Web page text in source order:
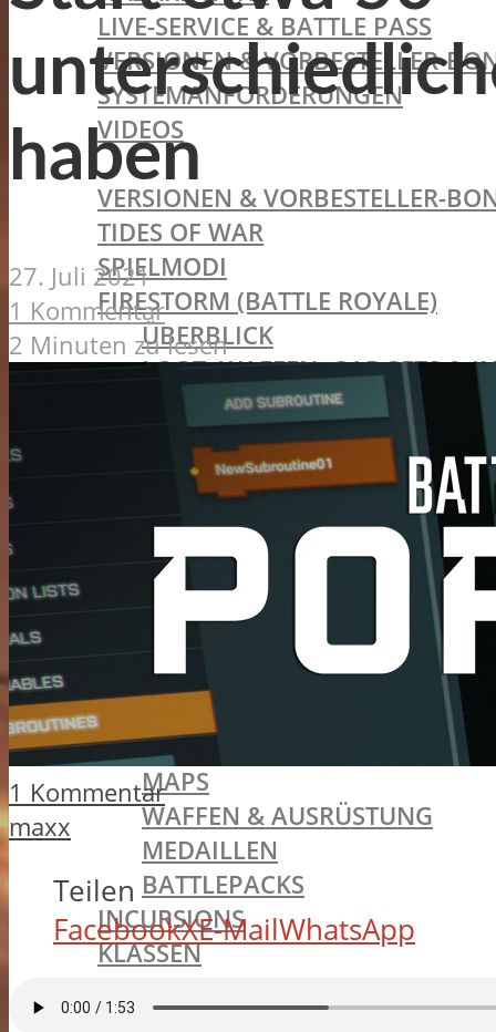
LIVE-SERVICE & BATTLE PASS
VERSIONEN & VORBESTELLER-
SYSTEMANFORDERUNGEN
VIDEOS
BATTLEFIELD V
VERSIONEN & VORBESTELLER-
TIDES OF WAR
SPIELMODI
FIRESTORM (BATTLE ROYALE)
ÜBERBLICK
LOOT, WAFFEN, GADGETS &
FAHRZEUGE
ZIELE, STRATEGISCHE
SYSTEMANFORDERUNGEN
BATTLEFIELD 1
SINGLEPLAYER
ALLGEMEINES
MISSIONEN
MULTIPLAYER
ALLGEMEINES
SPIELMODI
MAPS
WAFFEN & AUSRÜSTUNG
MEDAILLEN
BATTLEPACKS
INCURSIONS
KLASSEN
haben
27. Juli 2021
1 Kommentar
2 Minuten zu lesen
1 Kommentar
maxx
Teilen
FacebookXE-MailWhatsApp